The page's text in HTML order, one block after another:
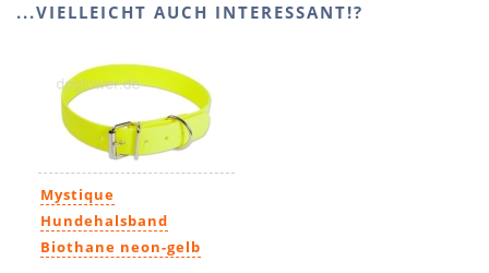
...VIELLEICHT AUCH INTERESSANT!?
Mystique
Hundehalsband
Biothane neon-gelb